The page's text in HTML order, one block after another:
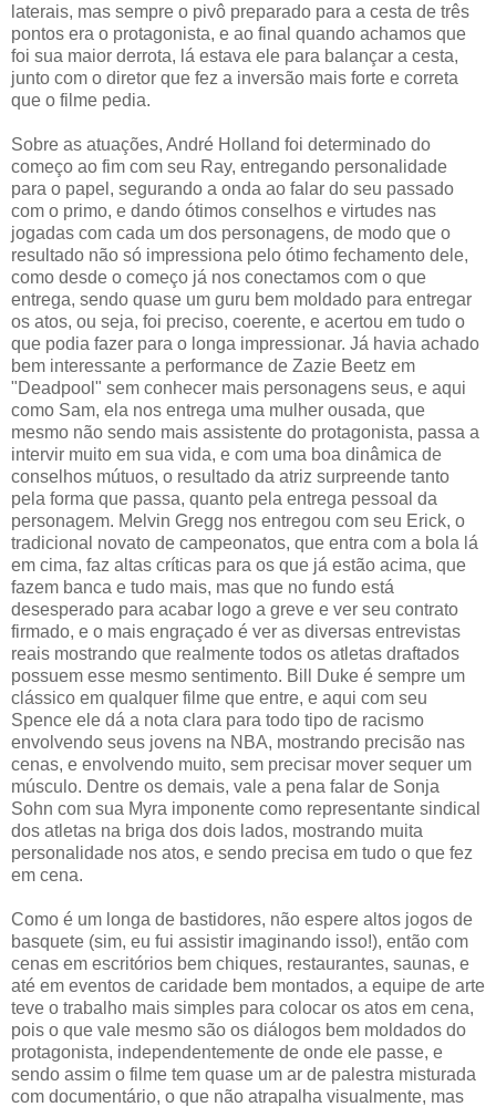
laterais, mas sempre o pivô preparado para a cesta de três
pontos era o protagonista, e ao final quando achamos que
foi sua maior derrota, lá estava ele para balançar a cesta,
junto com o diretor que fez a inversão mais forte e correta
que o filme pedia.
Sobre as atuações, André Holland foi determinado do
começo ao fim com seu Ray, entregando personalidade
para o papel, segurando a onda ao falar do seu passado
com o primo, e dando ótimos conselhos e virtudes nas
jogadas com cada um dos personagens, de modo que o
resultado não só impressiona pelo ótimo fechamento dele,
como desde o começo já nos conectamos com o que
entrega, sendo quase um guru bem moldado para entregar
os atos, ou seja, foi preciso, coerente, e acertou em tudo o
que podia fazer para o longa impressionar. Já havia achado
bem interessante a performance de Zazie Beetz em
"Deadpool" sem conhecer mais personagens seus, e aqui
como Sam, ela nos entrega uma mulher ousada, que
mesmo não sendo mais assistente do protagonista, passa a
intervir muito em sua vida, e com uma boa dinâmica de
conselhos mútuos, o resultado da atriz surpreende tanto
pela forma que passa, quanto pela entrega pessoal da
personagem. Melvin Gregg nos entregou com seu Erick, o
tradicional novato de campeonatos, que entra com a bola lá
em cima, faz altas críticas para os que já estão acima, que
fazem banca e tudo mais, mas que no fundo está
desesperado para acabar logo a greve e ver seu contrato
firmado, e o mais engraçado é ver as diversas entrevistas
reais mostrando que realmente todos os atletas draftados
possuem esse mesmo sentimento. Bill Duke é sempre um
clássico em qualquer filme que entre, e aqui com seu
Spence ele dá a nota clara para todo tipo de racismo
envolvendo seus jovens na NBA, mostrando precisão nas
cenas, e envolvendo muito, sem precisar mover sequer um
músculo. Dentre os demais, vale a pena falar de Sonja
Sohn com sua Myra imponente como representante sindical
dos atletas na briga dos dois lados, mostrando muita
personalidade nos atos, e sendo precisa em tudo o que fez
em cena.
Como é um longa de bastidores, não espere altos jogos de
basquete (sim, eu fui assistir imaginando isso!), então com
cenas em escritórios bem chiques, restaurantes, saunas, e
até em eventos de caridade bem montados, a equipe de arte
teve o trabalho mais simples para colocar os atos em cena,
pois o que vale mesmo são os diálogos bem moldados do
protagonista, independentemente de onde ele passe, e
sendo assim o filme tem quase um ar de palestra misturada
com documentário, o que não atrapalha visualmente, mas